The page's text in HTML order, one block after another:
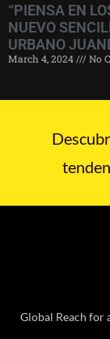
“PIENSA EN
NUEVO
URBANO
March 4, 2024 No
Global Reach for